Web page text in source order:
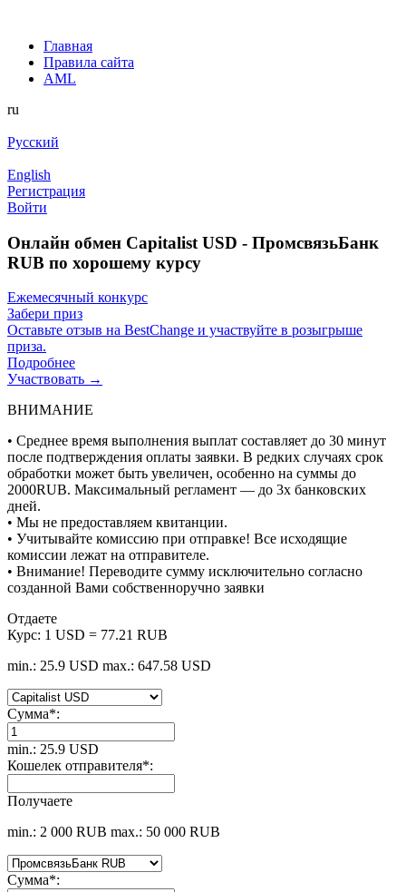
Главная
Правила сайта
AML
ru
Русский
English
Регистрация
Войти
Онлайн обмен Capitalist USD - ПромсвязьБанк
RUB по хорошему курсу
Ежемесячный конкурс
Забери приз
Оставьте отзыв на BestChange и участвуйте в розыгрыше
приза.
Подробнее
Участвовать →
ВНИМАНИЕ
• Среднее время выполнения выплат составляет до 30 минут
после подтверждения оплаты заявки. В редких случаях срок
обработки может быть увеличен, особенно на суммы до
2000RUB. Максимальный регламент — до 3х банковских
дней.
• Мы не предоставляем квитанции.
• Учитывайте комиссию при отправке! Все исходящие
комиссии лежат на отправителе.
• Внимание! Переводите сумму исключительно согласно
созданной Вами собственноручно заявки
Отдаете
Курс: 1 USD = 77.21 RUB
min.: 25.9 USD max.: 647.58 USD
Сумма*:
min.: 25.9 USD
Кошелек отправителя*:
Получаете
min.: 2 000 RUB max.: 50 000 RUB
Сумма*: